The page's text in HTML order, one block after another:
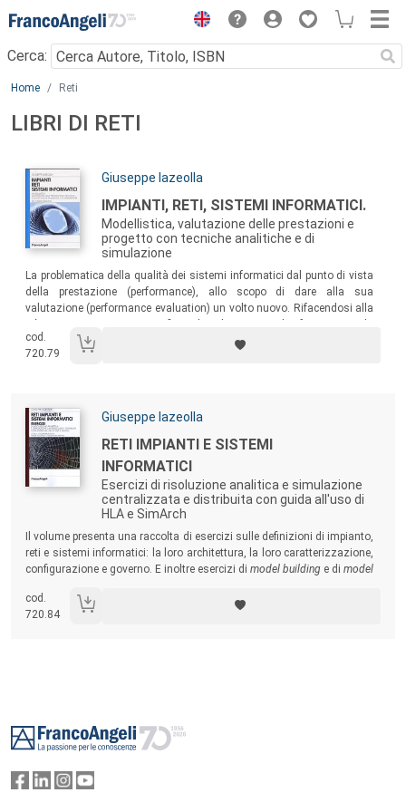
Menu
Cerca:
Main content
Home Reti
LIBRI DI RETI
Autori:
Giuseppe Iazeolla
Titolo:
IMPIANTI, RETI, SISTEMI INFORMATICI.
Modellistica, valutazione delle prestazioni e
progetto con tecniche analitiche e di
simulazione
Sommario:
La problematica della qualità dei sistemi informatici dal punto di vista
della prestazione (performance), allo scopo di dare alla sua
valutazione (performance evaluation) un volto nuovo. Rifacendosi alla
performance evaluation nelle migliori pratiche dei progettisti dei
sistemi informatici, contribuendo ad assicurare la migliore qualità dei
cod.
720.79
Autori:
Giuseppe Iazeolla
Titolo:
RETI IMPIANTI E SISTEMI
INFORMATICI
Esercizi di risoluzione analitica e simulazione
centralizzata e distribuita con guida all'uso di
HLA e SimArch
Il volume presenta una raccolta di esercizi sulle definizioni di impianto,
reti e sistemi informatici: la loro architettura, la loro caratterizzazione,
configurazione e governo. E inoltre esercizi di model building e di model
distribuiti sia in ambiente
sia in ambiente
cod.
720.84